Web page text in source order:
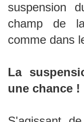
suspension
champ de
comme dans
La
une chance !